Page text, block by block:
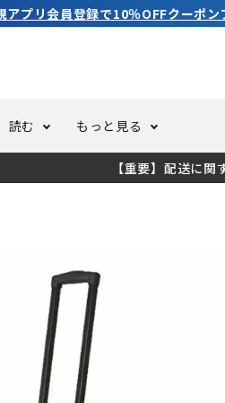
3,980円（税込）以上の
・ウエイトベルト
読む もっと見る
【重要】配送に関